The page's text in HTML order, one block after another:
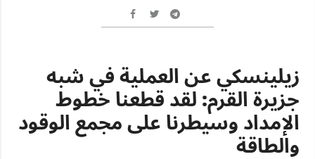
زيلينسكي عن العملية في شبه
جزيرة القرم: لقد قطعنا خطوط
الإمداد وسيطرنا على مجمع الوقود
والطاقة